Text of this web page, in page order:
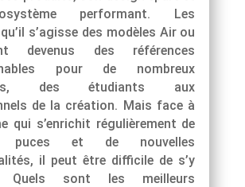
performant. Les
s’agisse des modèles Air ou
devenus des références
pour de nombreux
des étudiants aux
de la création. Mais face à
qui s’enrichit régulièrement de
puces et de nouvelles
il peut être difficile de s’y
Quels sont les meilleurs